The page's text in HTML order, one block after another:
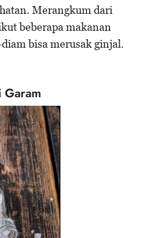
Merangkum dari
beberapa makanan
bisa merusak ginjal.
Garam